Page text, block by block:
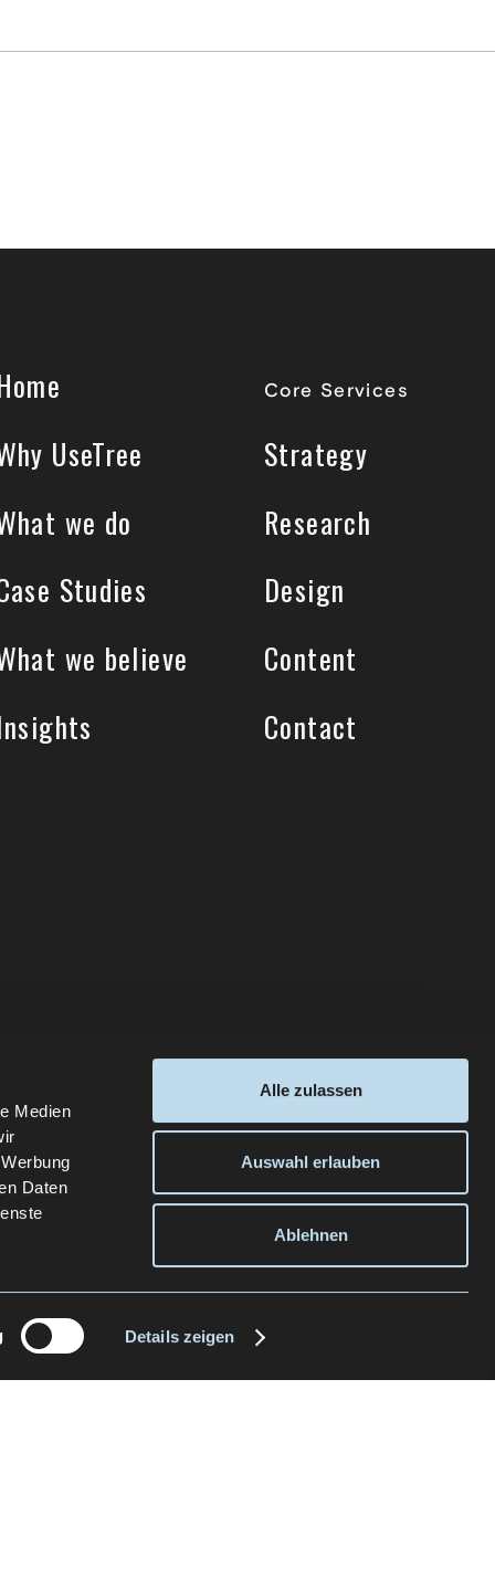
Medien
Daten
Details zeigen
Alle zulassen
Auswahl erlauben
Ablehnen
UseTree
we do
Studies
we believe
Core Services
Strategy
Research
Design
Content
Contact